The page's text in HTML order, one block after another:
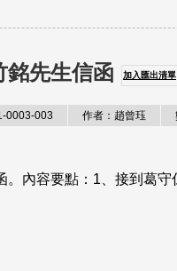
銘先生信函 加入匯出清單
0003-003 作者：趙曾珏
內容要點：1、接到葛守